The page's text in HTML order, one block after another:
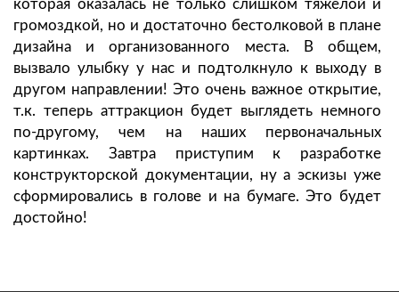
которая оказалась не только слишком тяжелой и
громоздкой, но и достаточно бестолковой в плане
дизайна и организованного места. В общем,
вызвало улыбку у нас и подтолкнуло к выходу в
другом направлении! Это очень важное открытие,
т.к. теперь аттракцион будет выглядеть немного
по-другому, чем на наших первоначальных
картинках. Завтра приступим к разработке
конструкторской документации, ну а эскизы уже
сформировались в голове и на бумаге. Это будет
достойно!